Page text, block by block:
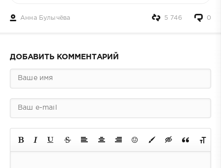
Анна Булычёва 0
5 746
ДОБАВИТЬ КОММЕНТАРИЙ